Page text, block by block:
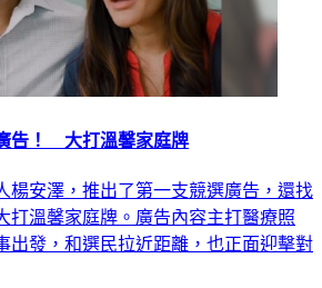
告！ 大打溫馨家庭牌
楊安澤，推出了第一支競選廣告，還找
打溫馨家庭牌。廣告內容主打醫療照
出發，和選民拉近距離，也正面迎擊對